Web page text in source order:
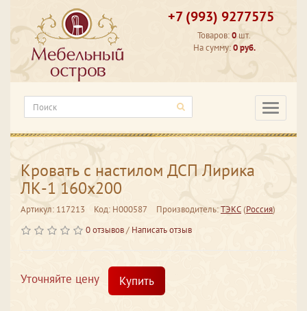
+7 (993) 9277575
Товаров:0 шт.
На сумму:0 руб.
Кровать с настилом ДСП Лирика
ЛК-1 160х200
Артикул: 117213 Код: Н000587 Производитель:ТЭКС(Россия)
0 отзывов/ Написать отзыв
Уточняйте цену Купить